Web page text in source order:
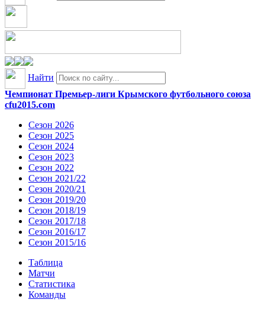
Найти
Чемпионат Премьер-лиги Крымского футбольного союза
cfu2015.com
Сезон 2026
Сезон 2025
Сезон 2024
Сезон 2023
Сезон 2022
Сезон 2021/22
Сезон 2020/21
Сезон 2019/20
Сезон 2018/19
Сезон 2017/18
Сезон 2016/17
Сезон 2015/16
Таблица
Матчи
Статистика
Команды